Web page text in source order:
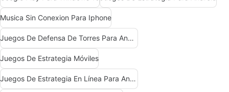
Musica Sin Conexion Para Iphone
Juegos De Defensa De Torres Para Android
Juegos De Estrategia Móviles
Juegos De Estrategia En Línea Para Android